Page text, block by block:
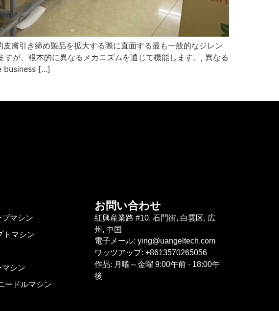
膚引き締め製品を拡大する際に直面する最も一般的なジレン
が、根本的に異なるメカニズムを通じて機能します。, 異なる
business […]
ブマシン
トマシン
マシン
ードルマシン
お問い合わせ
紅興産業路 #10, 石門街, 白雲区, 広
州, 中国
電子メール: ying@uangeltech.com
ワッツアップ: +8613570265056
作品: 月曜～金曜 9:00午前 - 18:00午
後